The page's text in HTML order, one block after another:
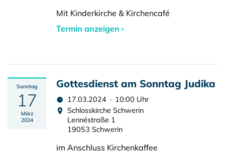
Mit Kinderkirche & Kirchencafé
Termin anzeigen ›
Sonntag
17
März
2024
Gottesdienst am Sonntag Judika
17.03.2024 · 10:00 Uhr
Schlosskirche Schwerin
Lennéstraße 1
19053 Schwerin
im Anschluss Kirchenkaffee